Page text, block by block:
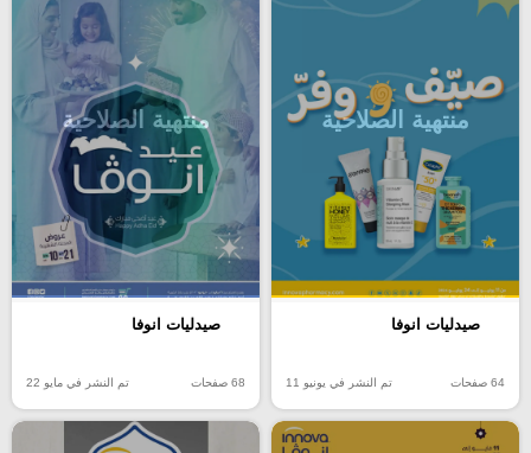
منتهية الصلاحية
صيدليات انوفا
64 صفحات تم النشر في يونيو 11
منتهية الصلاحية
صيدليات انوفا
68 صفحات تم النشر في مايو 22